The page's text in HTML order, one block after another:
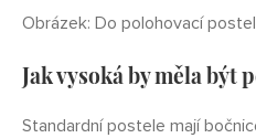
Obrázek: Do polohovací
Jak vysoká by měla být
Standardní postele mají